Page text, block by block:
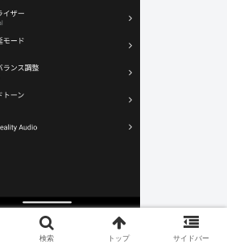
すると、ペアリングモードに入りま
検索 トップ サイドバー